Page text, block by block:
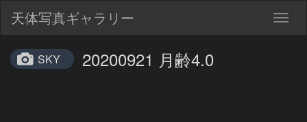
天体写真ギャラリー
SKY 20200921 月齢4.0